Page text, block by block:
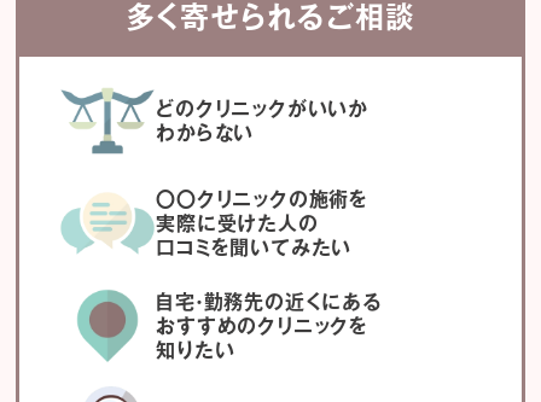
多く寄せられるご相談
どのクリニックがいいか
わからない
〇〇クリニックの施術を
実際に受けた人の
口コミを聞いてみたい
自宅・勤務先の近くにある
おすすめのクリニックを
知りたい